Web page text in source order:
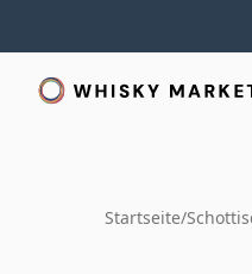
Startseite/